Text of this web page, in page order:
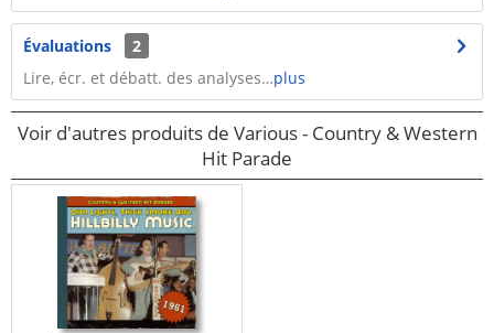
Évaluations
2
Lire, écr. et débatt. des analyses…plus
Voir d'autres produits de Various - Country & Western
Hit Parade